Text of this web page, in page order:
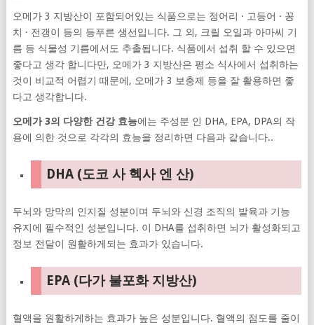
오메가 3 지방산이 포함되어있는 식품으로는 정어리 · 고등어 · 꽁
치 · 전갱이 등의 등푸른 생선입니다. 그 외, 크릴 오일과 아마씨 기
름 등 식물성 기름에서도 추출됩니다. 식품에서 섭취 할 수 있으면
좋다고 생각 합니다만, 오메가 3 지방산은 평소 식사에서 섭취하는
것이 비교적 어렵기 때문에, 오메가 3 보충제 등을 잘 활용하면 좋
다고 생각합니다.
오메가 3의 다양한 건강 효능에는 주성분 인 DHA, EPA, DPA의 작
용에 의한 것으로 각각의 효능을 정리하면 다음과 같습니다..
DHA (도코 사 헥사 엔 산)
두뇌와 망막의 인지질 성분이며 두뇌와 신경 조직의 발육과 기능
유지에 필수적인 성분입니다. 이 DHA를 섭취하면 뇌가 활성화되고
정보 전달이 원활하게되는 효과가 있습니다.
EPA (다가 불포화 지방산)
혈액을 원활하게하는 효과가 높은 성분입니다. 혈액의 점도를 줄이